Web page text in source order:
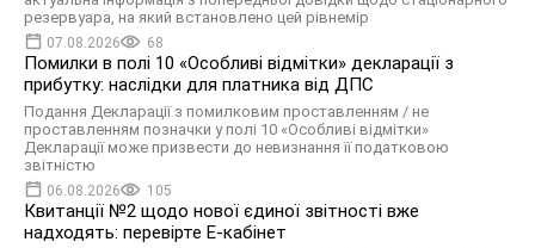
резервуара, на який встановлено цей рівнемір
07.08.2026 68
Помилки в полі 10 «Особливі відмітки» декларації з
прибутку: наслідки для платника від ДПС
Подання Декларації з помилковим проставленням / не
проставленням позначки у полі 10 «Особливі відмітки»
Декларації може призвести до невизнання її податковою
звітністю
06.08.2026 105
Квитанції №2 щодо нової єдиної звітності вже
надходять: перевірте Е-кабінет